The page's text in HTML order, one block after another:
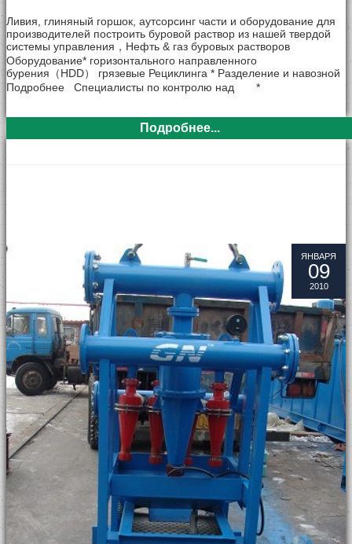
Ливия, глиняный горшок, аутсорсинг части и оборудование для
производителей построить буровой раствор из нашей твердой
системы управления，Нефть & газ буровых растворов
Оборудование* горизонтального направленного
бурения（HDD） грязевые Рециклинга * Разделение и навозной
Подробнее Специалисты по контролю над *
Подробнее...
ЯНВАРЯ
09
2010